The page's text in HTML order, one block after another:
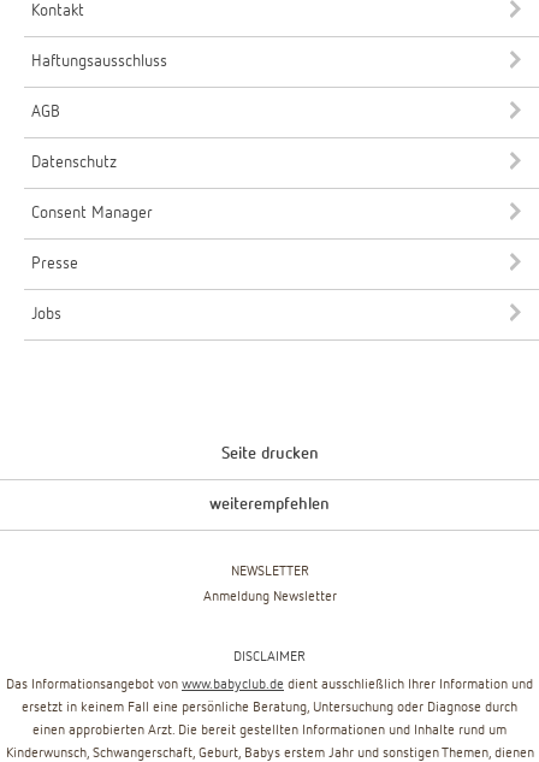
Kontakt
Haftungsausschluss
AGB
Datenschutz
Consent Manager
Presse
Jobs
Seite drucken
weiterempfehlen
NEWSLETTER
Anmeldung Newsletter
DISCLAIMER
Das Informationsangebot von www.babyclub.de dient ausschließlich Ihrer Information und
ersetzt in keinem Fall eine persönliche Beratung, Untersuchung oder Diagnose durch
einen approbierten Arzt. Die bereit gestellten Informationen und Inhalte rund um
Kinderwunsch, Schwangerschaft, Geburt, Babys erstem Jahr und sonstigen Themen, dienen